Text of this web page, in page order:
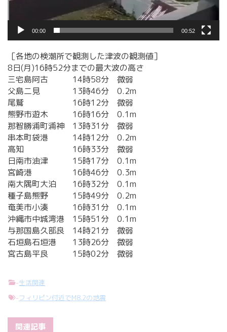
00:00 00:52
［各地の検潮所で観測した津波の観測値］
8日(月)16時52分までの最大波の高さ
三宅島阿古 14時58分 微弱
父島二見 13時46分 0.2m
尾鷲 16時12分 微弱
熊野市遊木 16時16分 0.1m
那智勝浦町浦神 13時31分 微弱
串本町袋港 14時12分 0.2m
高知 16時33分 微弱
日南市油津 15時17分 0.1m
宮崎港 16時46分 0.3m
南大隅町大泊 16時32分 0.1m
種子島熊野 15時49分 0.2m
奄美市小湊 16時31分 0.1m
沖縄市中城湾港 15時51分 0.1m
与那国島久部良 14時21分 微弱
石垣島石垣港 13時26分 微弱
宮古島平良 15時02分 微弱
-生活関連
-フィリピン付近でM8.2の地震
関連記事